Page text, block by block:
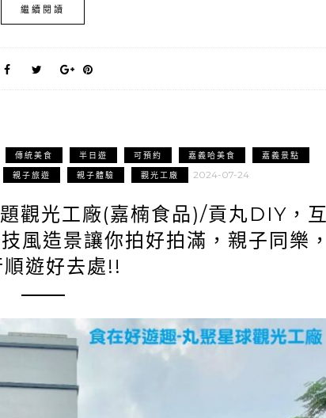
繼續閱讀
傳統美食 半日遊 可預約 嘉義哈美食 嘉義景點
親子旅遊 親子體驗 觀光工廠 2024-07-24
觀光工廠(嘉楠食品)/貢丸DIY，互
風造景讓你拍好拍滿，親子同樂，
遊好去處!!